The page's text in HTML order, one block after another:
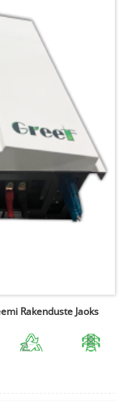
Rakenduste Jaoks